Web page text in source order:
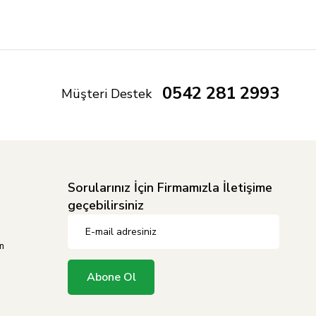
Müşteri Destek 0542 281 2993
Sorularınız İçin Firmamızla İletişime
geçebilirsiniz
Abone Ol